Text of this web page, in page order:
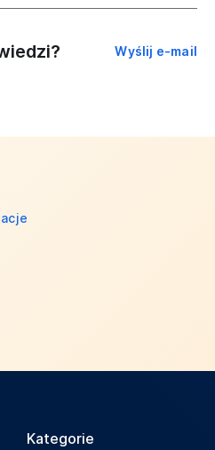
Wyślij e-mail
Kategorie